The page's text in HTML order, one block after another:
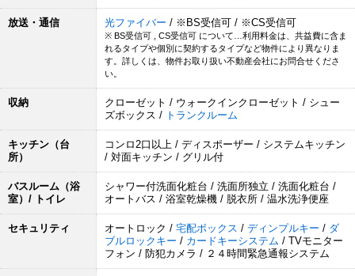
放送・通信 光ファイバー / ※BS受信可 / ※CS受信可
※ BS受信可 , CS受信可 について…利用料金は、共益費に含ま
れるタイプや個別に契約するタイプなど物件により異なりま
す。詳しくは、物件お取り扱い不動産会社にお問合せくださ
い。
収納
クローゼット / ウォークインクローゼット / シュー
ズボックス / トランクルーム
キッチン（台
所）
コンロ2口以上 / ディスポーザー / システムキッチン
/ 対面キッチン / グリル付
バスルーム（浴
室）/ トイレ
シャワー付洗面化粧台 / 洗面所独立 / 洗面化粧台 /
オートバス / 浴室乾燥機 / 脱衣所 / 温水洗浄便座
セキュリティ オートロック / 宅配ボックス / ディンプルキー / ダ
ブルロックキー / カードキーシステム / TVモニター
フォン / 防犯カメラ / ２４時間緊急通報システム